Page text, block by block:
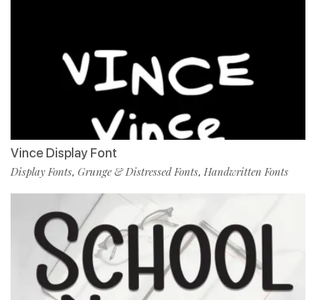
Vince Display Font
Display Fonts, Grunge & Distressed Fonts, Handwritten Fonts